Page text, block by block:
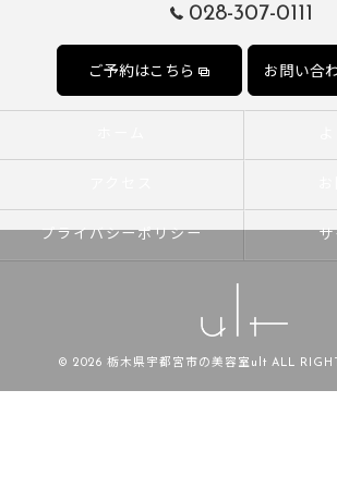
028-307-0111
ご予約はこちら お問い合
プライバシーポリシー サ
© 2026 栃木県宇都宮市の美容室ult ALL